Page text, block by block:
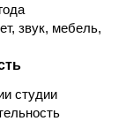
звук, мебель,
студии